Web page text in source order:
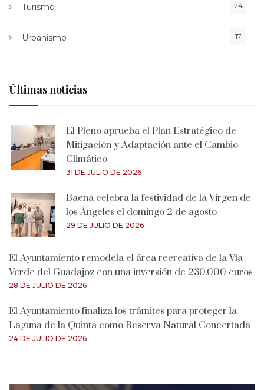
Turismo 24
Urbanismo 17
Últimas noticias
El Pleno aprueba el Plan Estratégico de
Mitigación y Adaptación ante el Cambio
Climático
31 DE JULIO DE 2026
Baena celebra la festividad de la Virgen de
los Ángeles el domingo 2 de agosto
29 DE JULIO DE 2026
El Ayuntamiento remodela el área recreativa de la Vía
Verde del Guadajoz con una inversión de 230.000 euros
28 DE JULIO DE 2026
El Ayuntamiento finaliza los trámites para proteger la
Laguna de la Quinta como Reserva Natural Concertada
24 DE JULIO DE 2026